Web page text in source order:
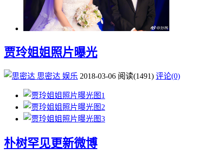
贾玲姐姐照片曝光
思密达 娱乐 2018-03-06 阅读(1491) 评论(0)
朴树罕见更新微博